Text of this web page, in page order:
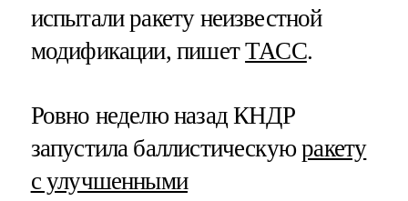
испытали ракету неизвестной
модификации, пишетТАСС.
Ровно неделю назад КНДР
запустила баллистическуюракету
с улучшенными